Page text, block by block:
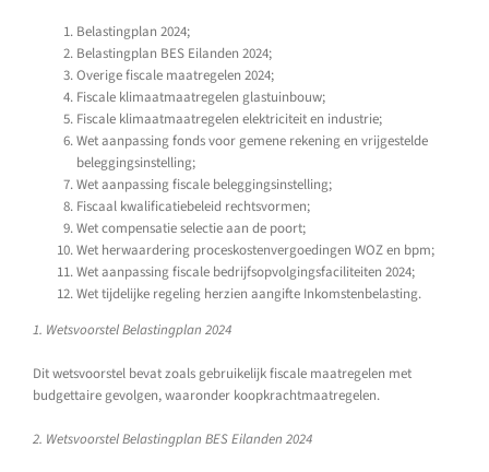
Belastingplan 2024;
Belastingplan BES Eilanden 2024;
Overige fiscale maatregelen 2024;
Fiscale klimaatmaatregelen glastuinbouw;
Fiscale klimaatmaatregelen elektriciteit en industrie;
Wet aanpassing fonds voor gemene rekening en vrijgestelde
beleggingsinstelling;
Wet aanpassing fiscale beleggingsinstelling;
Fiscaal kwalificatiebeleid rechtsvormen;
Wet compensatie selectie aan de poort;
Wet herwaardering proceskostenvergoedingen WOZ en bpm;
Wet aanpassing fiscale bedrijfsopvolgingsfaciliteiten 2024;
Wet tijdelijke regeling herzien aangifte Inkomstenbelasting.
1. Wetsvoorstel Belastingplan 2024
Dit wetsvoorstel bevat zoals gebruikelijk fiscale maatregelen met
budgettaire gevolgen, waaronder koopkrachtmaatregelen.
2. Wetsvoorstel Belastingplan BES Eilanden 2024